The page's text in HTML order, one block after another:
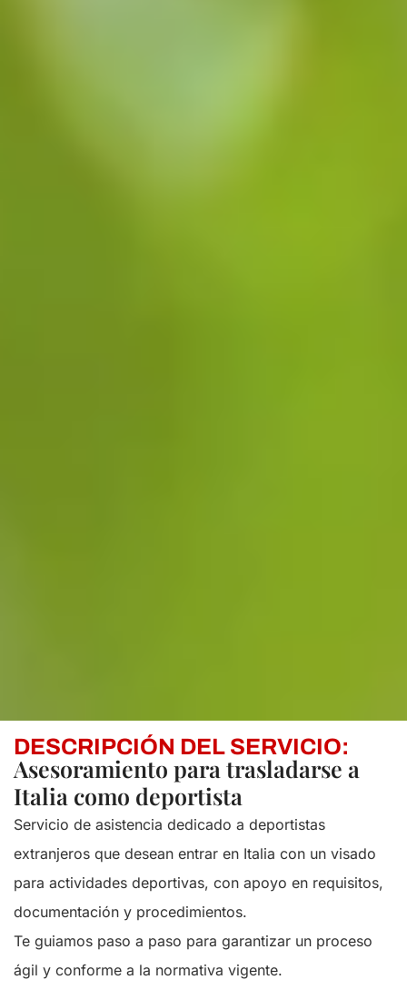
DESCRIPCIÓN DEL SERVICIO:
Asesoramiento para trasladarse a
Italia como deportista
Servicio de asistencia dedicado a deportistas
extranjeros que desean entrar en Italia con un visado
para actividades deportivas, con apoyo en requisitos,
documentación y procedimientos.
Te guiamos paso a paso para garantizar un proceso
ágil y conforme a la normativa vigente.